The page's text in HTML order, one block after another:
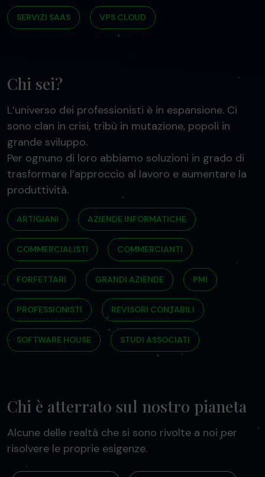
SERVIZI SAAS VPS CLOUD
ARTIGIANI AZIENDE INFORMATICHE
COMMERCIALISTI COMMERCIANTI
FORFETTARI GRANDI AZIENDE PMI
PROFESSIONISTI REVISORI CONTABILI
SOFTWARE HOUSE STUDI ASSOCIATI
Chi sei?
L’universo dei professionisti è in espansione. Ci
sono clan in crisi, tribù in mutazione, popoli in
grande sviluppo.
Per ognuno di loro abbiamo soluzioni in grado di
trasformare l’approccio al lavoro e aumentare la
produttività.
Chi è atterrato sul nostro pianeta
Alcune delle realtà che si sono rivolte a noi per
risolvere le proprie esigenze.